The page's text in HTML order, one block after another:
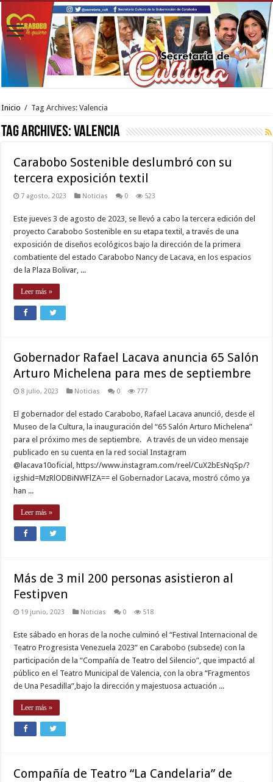
Inicio / Tag Archives: Valencia
Tag Archives:Valencia
Carabobo Sostenible deslumbró con su
tercera exposición textil
7 agosto, 2023 Noticias 0 523
Este jueves 3 de agosto de 2023, se llevó a cabo la tercera edición del
proyecto Carabobo Sostenible en su etapa textil, a través de una
exposición de diseños ecológicos bajo la dirección de la primera
combatiente del estado Carabobo Nancy de Lacava, en los espacios
de la Plaza Bolivar, ...
Leer más »
Gobernador Rafael Lacava anuncia 65 Salón
Arturo Michelena para mes de septiembre
8 julio, 2023 Noticias 0 777
El gobernador del estado Carabobo, Rafael Lacava anunció, desde el
Museo de la Cultura, la inauguración del “65 Salón Arturo Michelena”
para el próximo mes de septiembre. A través de un video mensaje
publicado en su cuenta en la red social Instagram
@lacava10oficial, https://www.instagram.com/reel/CuX2bEsNqSp/?
igshid=MzRlODBiNWFlZA== el Gobernador Lacava, mostró cómo ya
han ...
Leer más »
Más de 3 mil 200 personas asistieron al
Festipven
19 junio, 2023 Noticias 0 518
Este sábado en horas de la noche culminó el “Festival Internacional de
Teatro Progresista Venezuela 2023” en Carabobo (subsede) con la
participación de la “Compañía de Teatro del Silencio”, que impactó al
público en el Teatro Municipal de Valencia, con la obra “Fragmentos
de Una Pesadilla”,bajo la dirección y majestuosa actuación ...
Leer más »
Compañía de Teatro “La Candelaria” de